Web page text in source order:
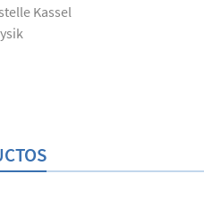
Kassel